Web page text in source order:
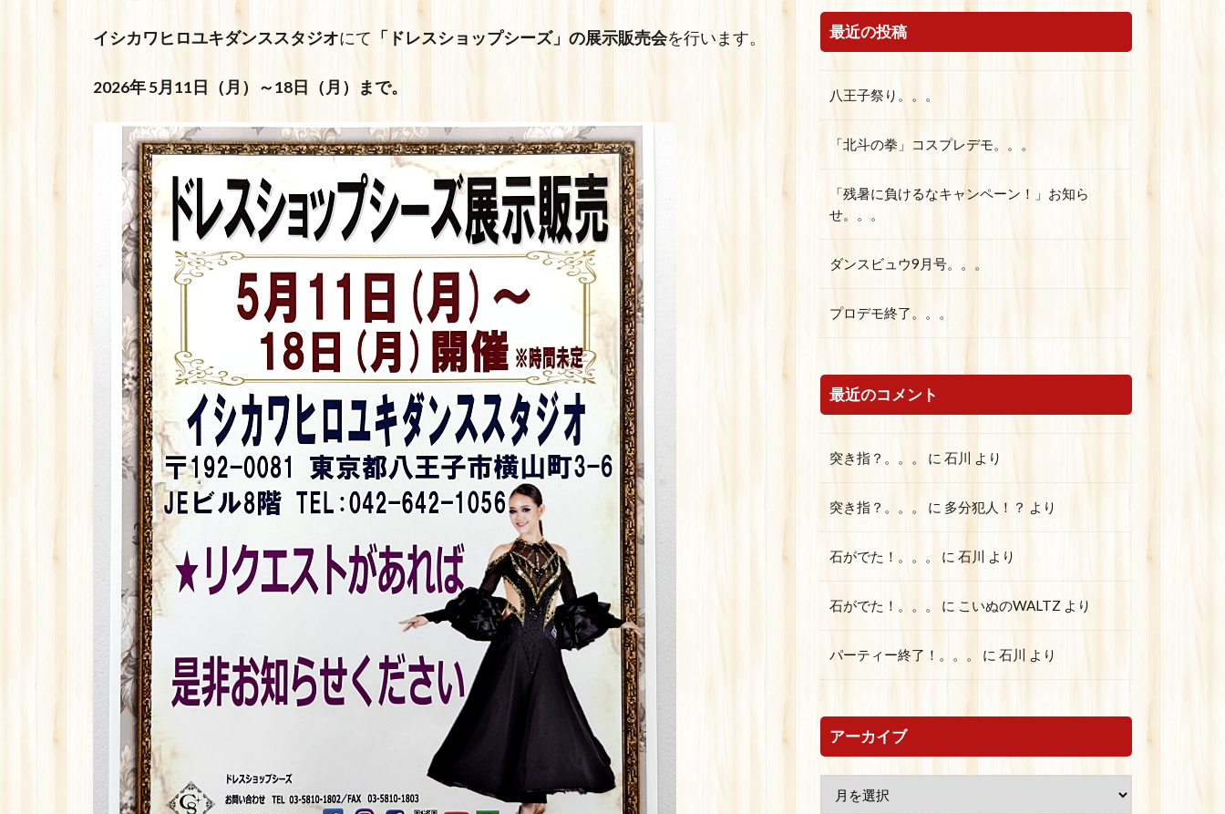
イシカワヒロユキダンススタジオにて 「ドレスショップシーズ」の展示販売会を行います。
2026年 5月11日（月）～18日（月）まで。
最近の投稿
八王子祭り。。。
「北斗の拳」コスプレデモ。。。
「残暑に負けるなキャンペーン！」お知ら
せ。。。
ダンスビュウ9月号。。。
プロデモ終了。。。
最近のコメント
突き指？。。。 に 石川 より
突き指？。。。 に 多分犯人！？ より
石がでた！。。。 に 石川 より
石がでた！。。。 に こいぬのWALTZ より
パーティー終了！。。。 に 石川 より
アーカイブ